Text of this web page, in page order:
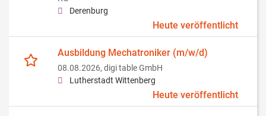
Derenburg
Heute veröffentlicht
Ausbildung Mechatroniker (m/w/d)
08.08.2026, digi table GmbH
Lutherstadt Wittenberg
Heute veröffentlicht